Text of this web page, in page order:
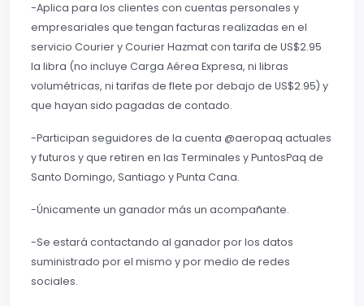
-Aplica para los clientes con cuentas personales y
empresariales que tengan facturas realizadas en el
servicio Courier y Courier Hazmat con tarifa de US$2.95
la libra (no incluye Carga Aérea Expresa, ni libras
volumétricas, ni tarifas de flete por debajo de US$2.95) y
que hayan sido pagadas de contado.
-Participan seguidores de la cuenta @aeropaq actuales
y futuros y que retiren en las Terminales y PuntosPaq de
Santo Domingo, Santiago y Punta Cana.
-Únicamente un ganador más un acompañante.
-Se estará contactando al ganador por los datos
suministrado por el mismo y por medio de redes
sociales.